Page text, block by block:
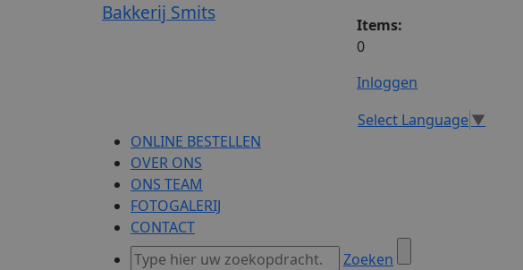
Bakkerij Smits
Items:
0
Inloggen
Select Language▼
ONLINE BESTELLEN
OVER ONS
ONS TEAM
FOTOGALERIJ
CONTACT
Zoeken